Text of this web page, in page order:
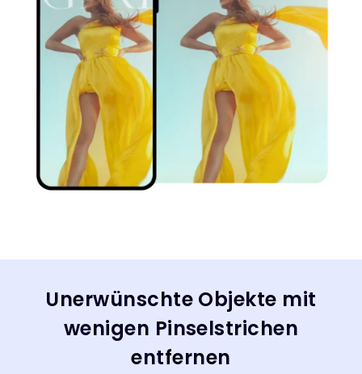
Unerwünschte Objekte mit
wenigen Pinselstrichen
entfernen